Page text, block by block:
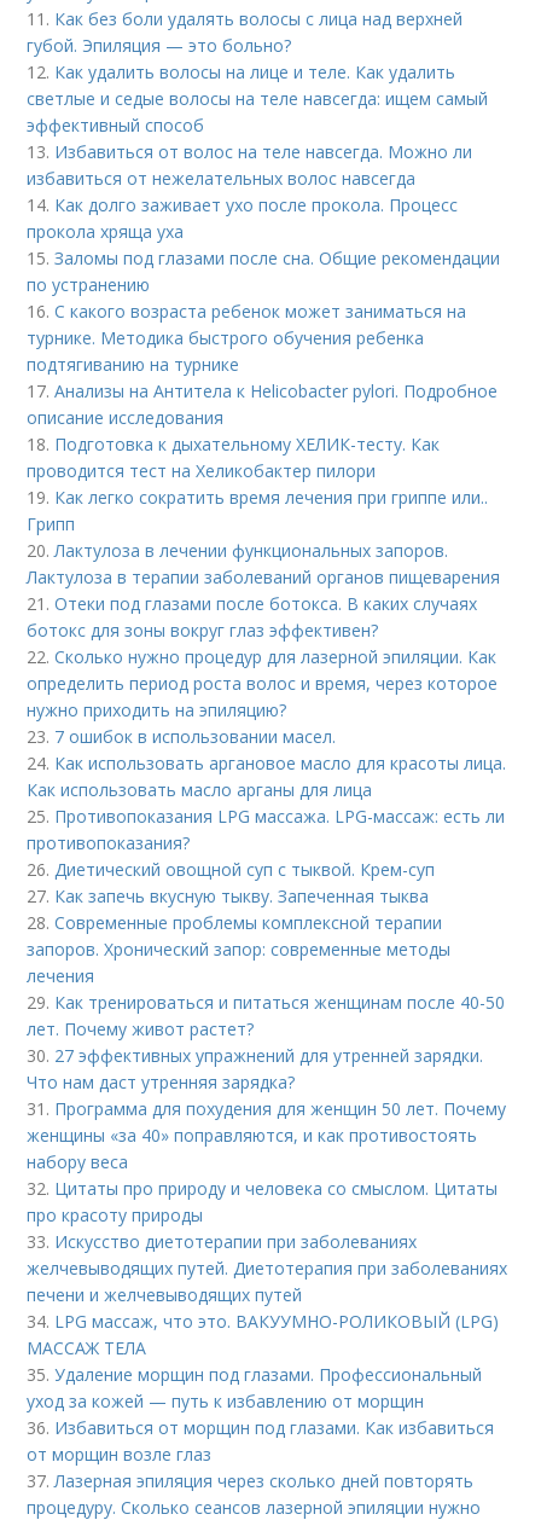
11. Как без боли удалять волосы с лица над верхней
губой. Эпиляция — это больно?
12. Как удалить волосы на лице и теле. Как удалить
светлые и седые волосы на теле навсегда: ищем самый
эффективный способ
13. Избавиться от волос на теле навсегда. Можно ли
избавиться от нежелательных волос навсегда
14. Как долго заживает ухо после прокола. Процесс
прокола хряща уха
15.Заломы под глазами после сна. Общие рекомендации
по устранению
16.С какого возраста ребенок может заниматься на
турнике. Методика быстрого обучения ребенка
подтягиванию на турнике
17.Анализы на Антитела к Helicobacter pylori. Подробное
описание исследования
18. Подготовка к дыхательному ХЕЛИК-тесту. Как
проводится тест на Хеликобактер пилори
19. Как легко сократить время лечения при гриппе или..
Грипп
20. Лактулоза в лечении функциональных запоров.
Лактулоза в терапии заболеваний органов пищеварения
21.Отеки под глазами после ботокса. В каких случаях
ботокс для зоны вокруг глаз эффективен?
22.Сколько нужно процедур для лазерной эпиляции. Как
определить период роста волос и время, через которое
нужно приходить на эпиляцию?
23. 7 ошибок в использовании масел.
24. Как использовать аргановое масло для красоты лица.
Как использовать масло арганы для лица
25. Противопоказания LPG массажа. LPG-массаж: есть ли
противопоказания?
26. Диетический овощной суп с тыквой. Крем-суп
27. Как запечь вкусную тыкву. Запеченная тыква
28.Современные проблемы комплексной терапии
запоров. Хронический запор: современные методы
лечения
29. Как тренироваться и питаться женщинам после 40-50
лет. Почему живот растет?
30. 27 эффективных упражнений для утренней зарядки.
Что нам даст утренняя зарядка?
31. Программа для похудения для женщин 50 лет. Почему
женщины «за 40» поправляются, и как противостоять
набору веса
32. Цитаты про природу и человека со смыслом. Цитаты
про красоту природы
33. Искусство диетотерапии при заболеваниях
желчевыводящих путей. Диетотерапия при заболеваниях
печени и желчевыводящих путей
34. LPG массаж, что это. ВАКУУМНО-РОЛИКОВЫЙ (LPG)
МАССАЖ ТЕЛА
35.Удаление морщин под глазами. Профессиональный
уход за кожей — путь к избавлению от морщин
36. Избавиться от морщин под глазами. Как избавиться
от морщин возле глаз
37. Лазерная эпиляция через сколько дней повторять
процедуру. Сколько сеансов лазерной эпиляции нужно